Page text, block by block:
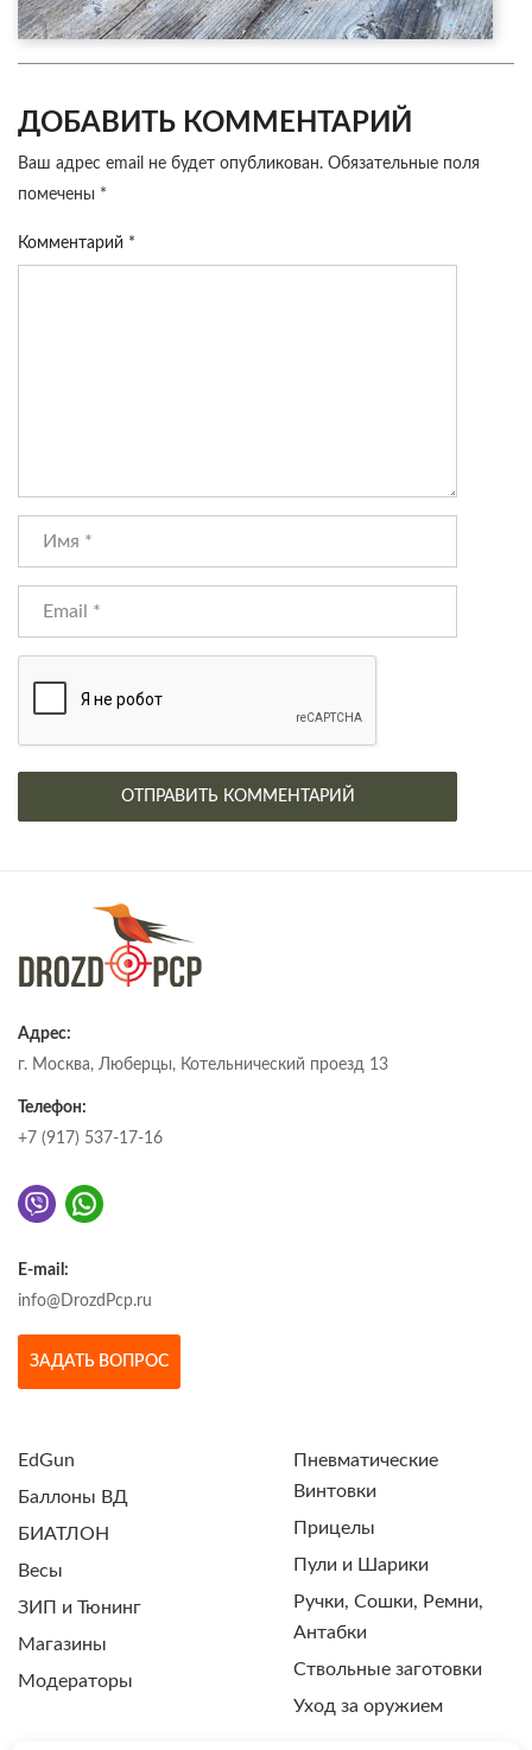
ДОБАВИТЬ КОММЕНТАРИЙ
Ваш адрес email не будет опубликован. Обязательные поля
помечены *
Комментарий *
Адрес:
г. Москва, Люберцы, Котельнический проезд 13
Телефон:
+7 (917) 537-17-16
E-mail:
info@DrozdPcp.ru
ЗАДАТЬ ВОПРОС
EdGun
Баллоны ВД
БИАТЛОН
Весы
ЗИП и Тюнинг
Магазины
Модераторы
Пневматические
Винтовки
Прицелы
Пули и Шарики
Ручки, Сошки, Ремни,
Антабки
Ствольные заготовки
Уход за оружием